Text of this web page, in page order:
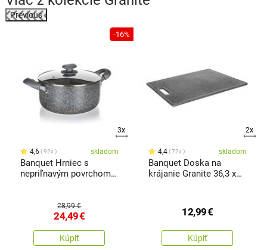
Previous
-16%
3x
4,6 92x skladom
Banquet Hrniec s
nepriľnavým povrchom
28,99 €
24,49€
Kúpiť
2x
4,4 72x skladom
Banquet Doska na
krájanie Granite 36,3 x
12,99€
Kúpiť